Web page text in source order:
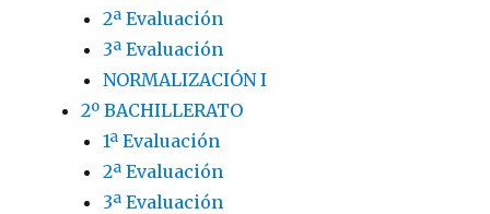
2ª Evaluación
3ª Evaluación
NORMALIZACIÓN I
2º BACHILLERATO
1ª Evaluación
2ª Evaluación
3ª Evaluación